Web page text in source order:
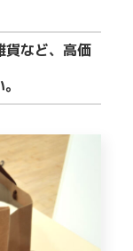
など、高価